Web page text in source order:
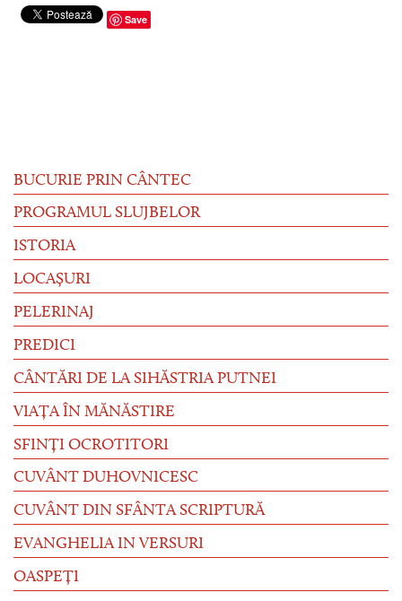
Save
BUCURIE PRIN CÂNTEC
PROGRAMUL SLUJBELOR
ISTORIA
LOCAȘURI
PELERINAJ
PREDICI
CÂNTĂRI DE LA SIHĂSTRIA PUTNEI
VIAȚA ÎN MĂNĂSTIRE
SFINȚI OCROTITORI
CUVÂNT DUHOVNICESC
CUVÂNT DIN SFÂNTA SCRIPTURĂ
EVANGHELIA IN VERSURI
OASPEȚI